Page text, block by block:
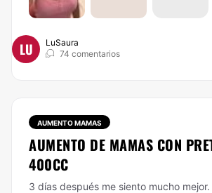
LU
LuSaura
74 comentarios
AUMENTO MAMAS
AUMENTO DE MAMAS CON
400CC
3 días después me siento mucho